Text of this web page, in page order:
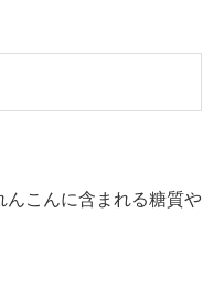
んこんに含まれる糖質や